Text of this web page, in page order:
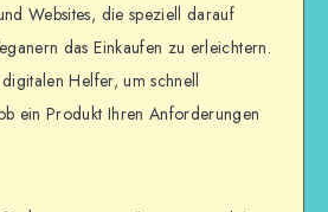
Websites, die speziell darauf
das Einkaufen zu erleichtern.
Helfer, um schnell
ein Produkt Ihren Anforderungen